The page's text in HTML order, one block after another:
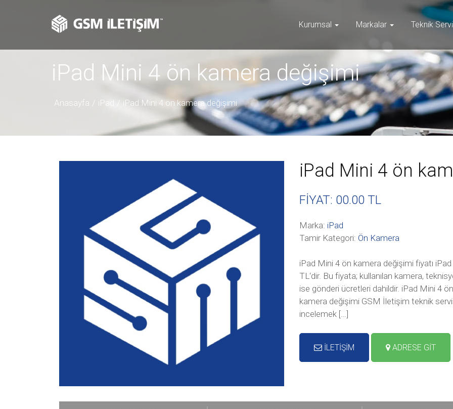
Kurumsal Markalar Teknik
iPad Mini 4 ön kamera değişimi
Anasayfa iPad iPad Mini 4 ön kamera değişimi
iPad Mini 4 ön
FİYAT: 00.00 TL
Marka: iPad
Tamir Kategori: Ön Kamera
iPad Mini 4 ön kamera değişimi fiyatı
TL‘dir. Bu fiyata; kullanılan kamera,
ise gönderi ücretleri dahildir. iPad Mini 4
kamera değişimi GSM İletişim teknik servis
incelemek […]
İLETİŞİM ADRESE GİT